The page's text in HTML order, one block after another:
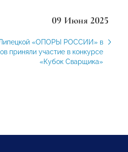
09 Июня 2025
Липецкой «ОПОРЫ РОССИИ» в
приняли участие в конкурсе
«Кубок Сварщика»